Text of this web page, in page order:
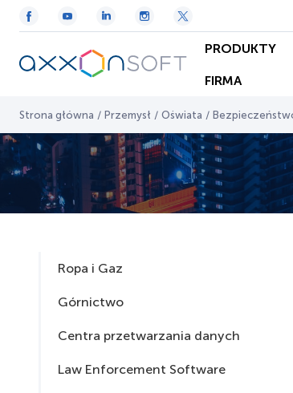
PRODUKTY
FIRMA
Strona główna / Przemysł / Oświata /
Ropa i Gaz
Górnictwo
Centra przetwarzania danych
Law Enforcement Software